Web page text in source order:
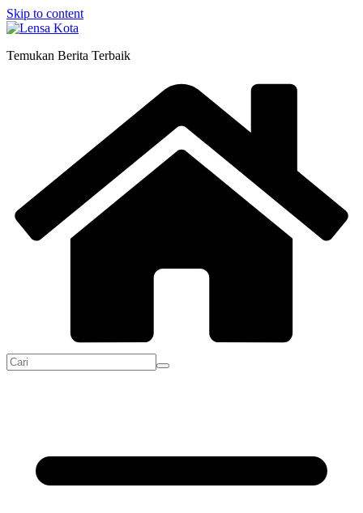
Skip to content
Temukan Berita Terbaik